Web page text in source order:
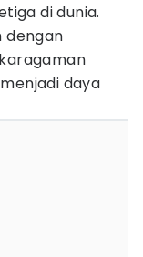
di dunia.
dengan
daya